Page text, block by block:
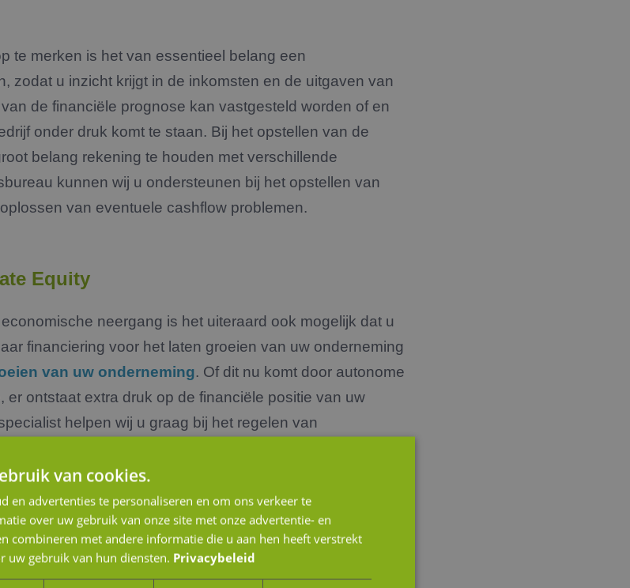
te merken is het van essentieel belang een
zodat u inzicht krijgt in de inkomsten en de uitgaven van
de financiële prognose kan vastgesteld worden of en
onder druk komt te staan. Bij het opstellen van de
belang rekening te houden met verschillende
kunnen wij u ondersteunen bij het opstellen van
van eventuele cashflow problemen.
Equity
neergang is het uiteraard ook mogelijk dat u
financiering voor het laten groeien van uw onderneming
van uw onderneming. Of dit nu komt door autonome
, er ontstaat extra druk op de financiële positie van uw
helpen wij u graag bij het regelen van
oplossing op het gebied van groeifinanciering. U
waardoor uw bedrijf zich kan blijven ontwikkelen.
van cookies.
en advertenties te personaliseren en om ons verkeer te
over uw gebruik van onze site met onze advertentie- en
combineren met andere informatie die u aan hen heeft verstrekt
uw gebruik van hun diensten. Privacybeleid